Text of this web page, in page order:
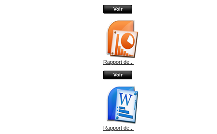
Voir
Rapport de...
Voir
Rapport de...